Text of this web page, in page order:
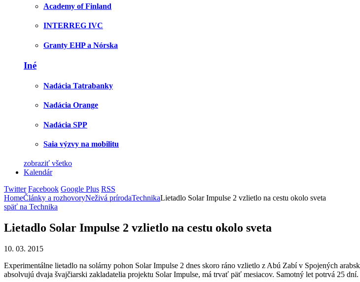
Academy of Finland
INTERREG IVC
Granty EHP a Nórska
Iné
Nadácia Tatrabanky
Nadácia Orange
Nadácia SPP
Saia výzvy na mobilitu
zobraziť všetko
Kalendár
Twitter Facebook Google Plus RSS
HomeČlánky a rozhovoryNeživá prírodaTechnikaLietadlo Solar Impulse 2 vzlietlo na cestu okolo sveta
späť na Technika
Lietadlo Solar Impulse 2 vzlietlo na cestu okolo sveta
10. 03. 2015
Experimentálne lietadlo na solárny pohon Solar Impulse 2 dnes skoro ráno vzlietlo z Abú Zabí v Spojených
absolvujú dvaja švajčiarski zakladatelia projektu Solar Impulse, má trvať päť mesiacov. Samotný let potrvá 25 dní.